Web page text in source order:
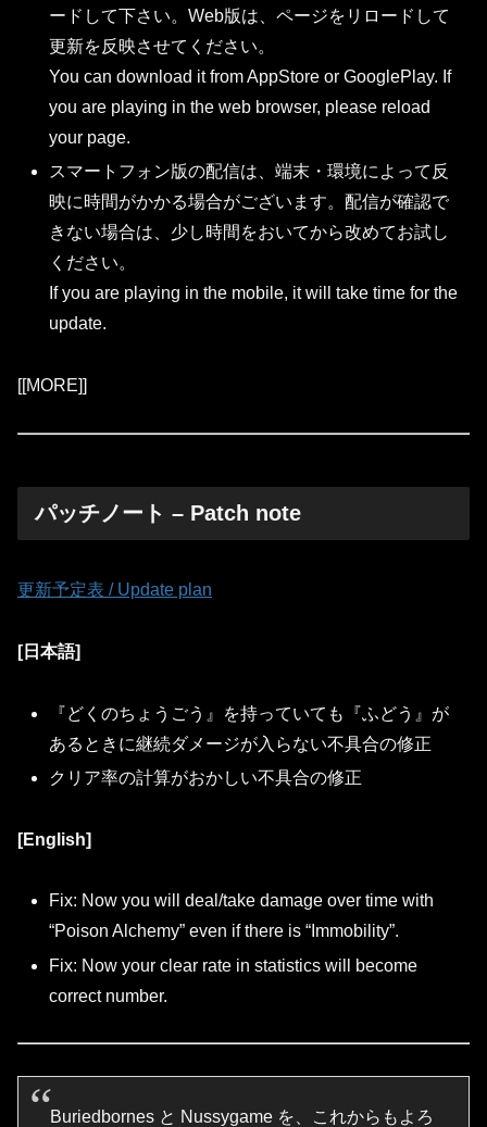
ードして下さい。Web版は、ページをリロードして
更新を反映させてください。
You can download it from AppStore or GooglePlay. If
you are playing in the web browser, please reload
your page.
スマートフォン版の配信は、端末・環境によって反
映に時間がかかる場合がございます。配信が確認で
きない場合は、少し時間をおいてから改めてお試し
ください。
If you are playing in the mobile, it will take time for the
update.
[[MORE]]
パッチノート – Patch note
更新予定表 / Update plan
[日本語]
『どくのちょうごう』を持っていても『ふどう』が
あるときに継続ダメージが入らない不具合の修正
クリア率の計算がおかしい不具合の修正
[English]
Fix: Now you will deal/take damage over time with
“Poison Alchemy” even if there is “Immobility”.
Fix: Now your clear rate in statistics will become
correct number.
Buriedbornes と Nussygame を、これからもよろ